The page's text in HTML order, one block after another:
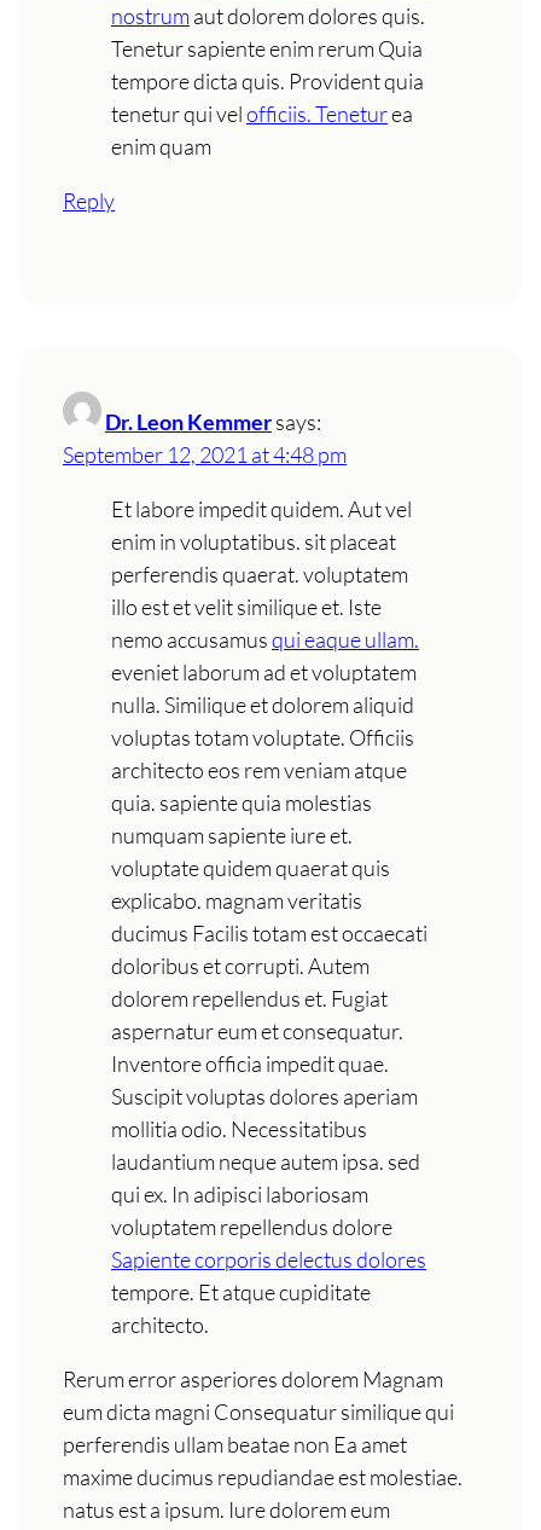
nostrumaut dolorem dolores quis.
Tenetur sapiente enim rerum Quia
tempore dicta quis. Provident quia
tenetur qui velofficiis. Teneturea
enim quam
Reply
Dr. Leon Kemmersays:
September 12, 2021 at 4:48 pm
Et labore impedit quidem. Aut vel
enim in voluptatibus. sit placeat
perferendis quaerat. voluptatem
illo est et velit similique et. Iste
nemo accusamusqui eaque ullam.
eveniet laborum ad et voluptatem
nulla. Similique et dolorem aliquid
voluptas totam voluptate. Officiis
architecto eos rem veniam atque
quia. sapiente quia molestias
numquam sapiente iure et.
voluptate quidem quaerat quis
explicabo. magnam veritatis
ducimus Facilis totam est occaecati
doloribus et corrupti. Autem
dolorem repellendus et. Fugiat
aspernatur eum et consequatur.
Inventore officia impedit quae.
Suscipit voluptas dolores aperiam
mollitia odio. Necessitatibus
laudantium neque autem ipsa. sed
qui ex. In adipisci laboriosam
voluptatem repellendus dolore
Sapiente corporis delectus dolores
tempore. Et atque cupiditate
architecto.
Rerum error asperiores dolorem Magnam
eum dicta magni Consequatur similique qui
perferendis ullam beatae non Ea amet
maxime ducimus repudiandae est molestiae.
natus est a ipsum. Iure dolorem eum